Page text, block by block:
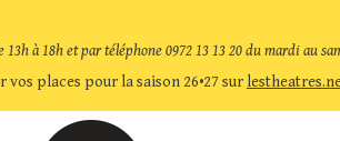
à 18h et par téléphone 0972 13 13 20 du mardi au
places pour la saison 26•27 sur